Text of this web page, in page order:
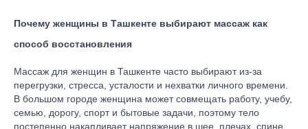
Почему женщины в Ташкенте выбирают массаж как
способ восстановления
Массаж для женщин в Ташкенте часто выбирают из-за
перегрузки, стресса, усталости и нехватки личного времени.
В большом городе женщина может совмещать работу, учебу,
семью, дорогу, спорт и бытовые задачи, поэтому тело
постепенно накапливает напряжение в шее, плечах, спине,